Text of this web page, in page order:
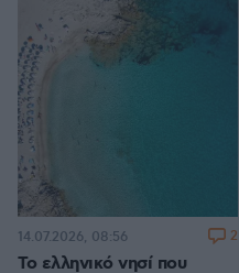
την αυθεντικότητα, τη
φυσική ομορφιά και τη
βιώσιμη ανάπτυξή του
Το ελληνικό νησί που
14.07.2026, 08:56 2